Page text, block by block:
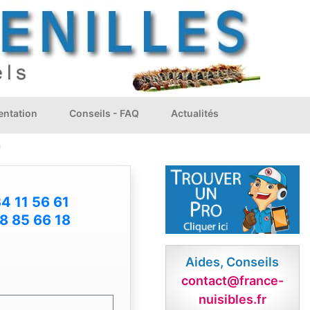
Conseils - FAQ Actualités
11 56 61
85 66 18
Aides, Conseils
contact@france-
nuisibles.fr